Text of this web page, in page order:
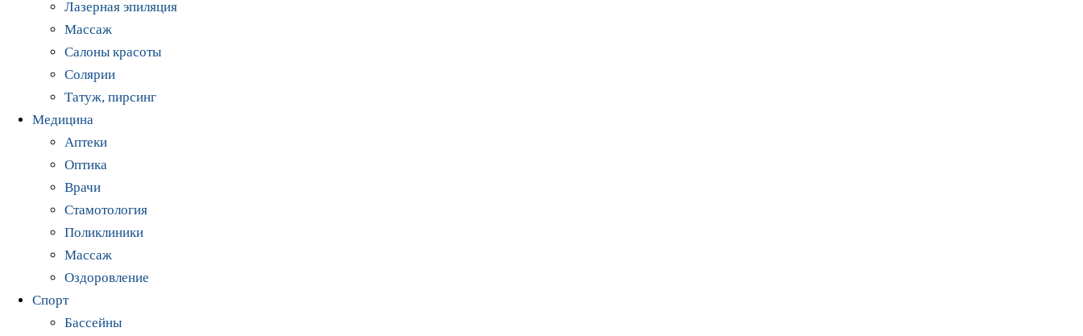
Лазерная эпиляция
Массаж
Салоны красоты
Солярии
Татуж, пирсинг
Медицина
Аптеки
Оптика
Врачи
Стамотология
Поликлиники
Массаж
Оздоровление
Спорт
Бассейны